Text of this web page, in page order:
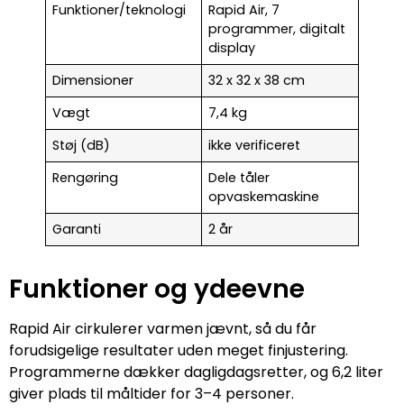
Funktioner/teknologi
Rapid Air, 7
programmer, digitalt
display
Dimensioner
32 x 32 x 38 cm
Vægt
7,4 kg
Støj (dB)
ikke verificeret
Rengøring
Dele tåler
opvaskemaskine
Garanti
2 år
Funktioner og ydeevne
Rapid Air cirkulerer varmen jævnt, så du får
forudsigelige resultater uden meget finjustering.
Programmerne dækker dagligdagsretter, og 6,2 liter
giver plads til måltider for 3–4 personer.